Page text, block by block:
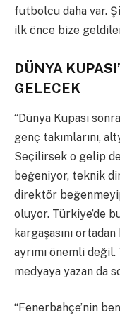
futbolcu daha var.
ilk önce bize
DÜNYA
GELECEK
“Dünya Kupası
genç takımlarını,
Seçilirsek o gelip
beğeniyor, teknik
direktör
oluyor. Türkiye’de
kargaşasını
ayrımı önemli
medyaya yazan da
“Fenerbahçe’nin